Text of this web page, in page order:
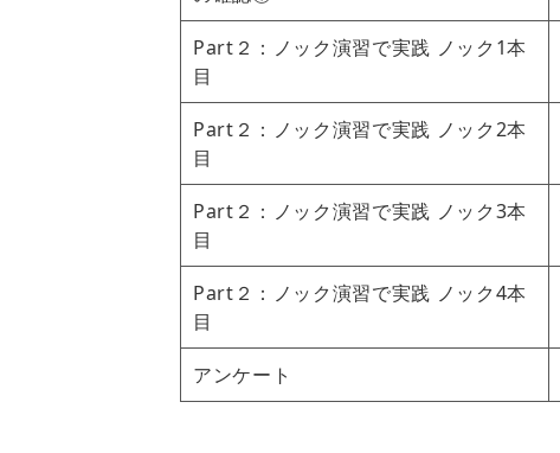
Part２：ノック演習で実践 ノック1本
目
Part２：ノック演習で実践 ノック2本
目
Part２：ノック演習で実践 ノック3本
目
Part２：ノック演習で実践 ノック4本
目
アンケート